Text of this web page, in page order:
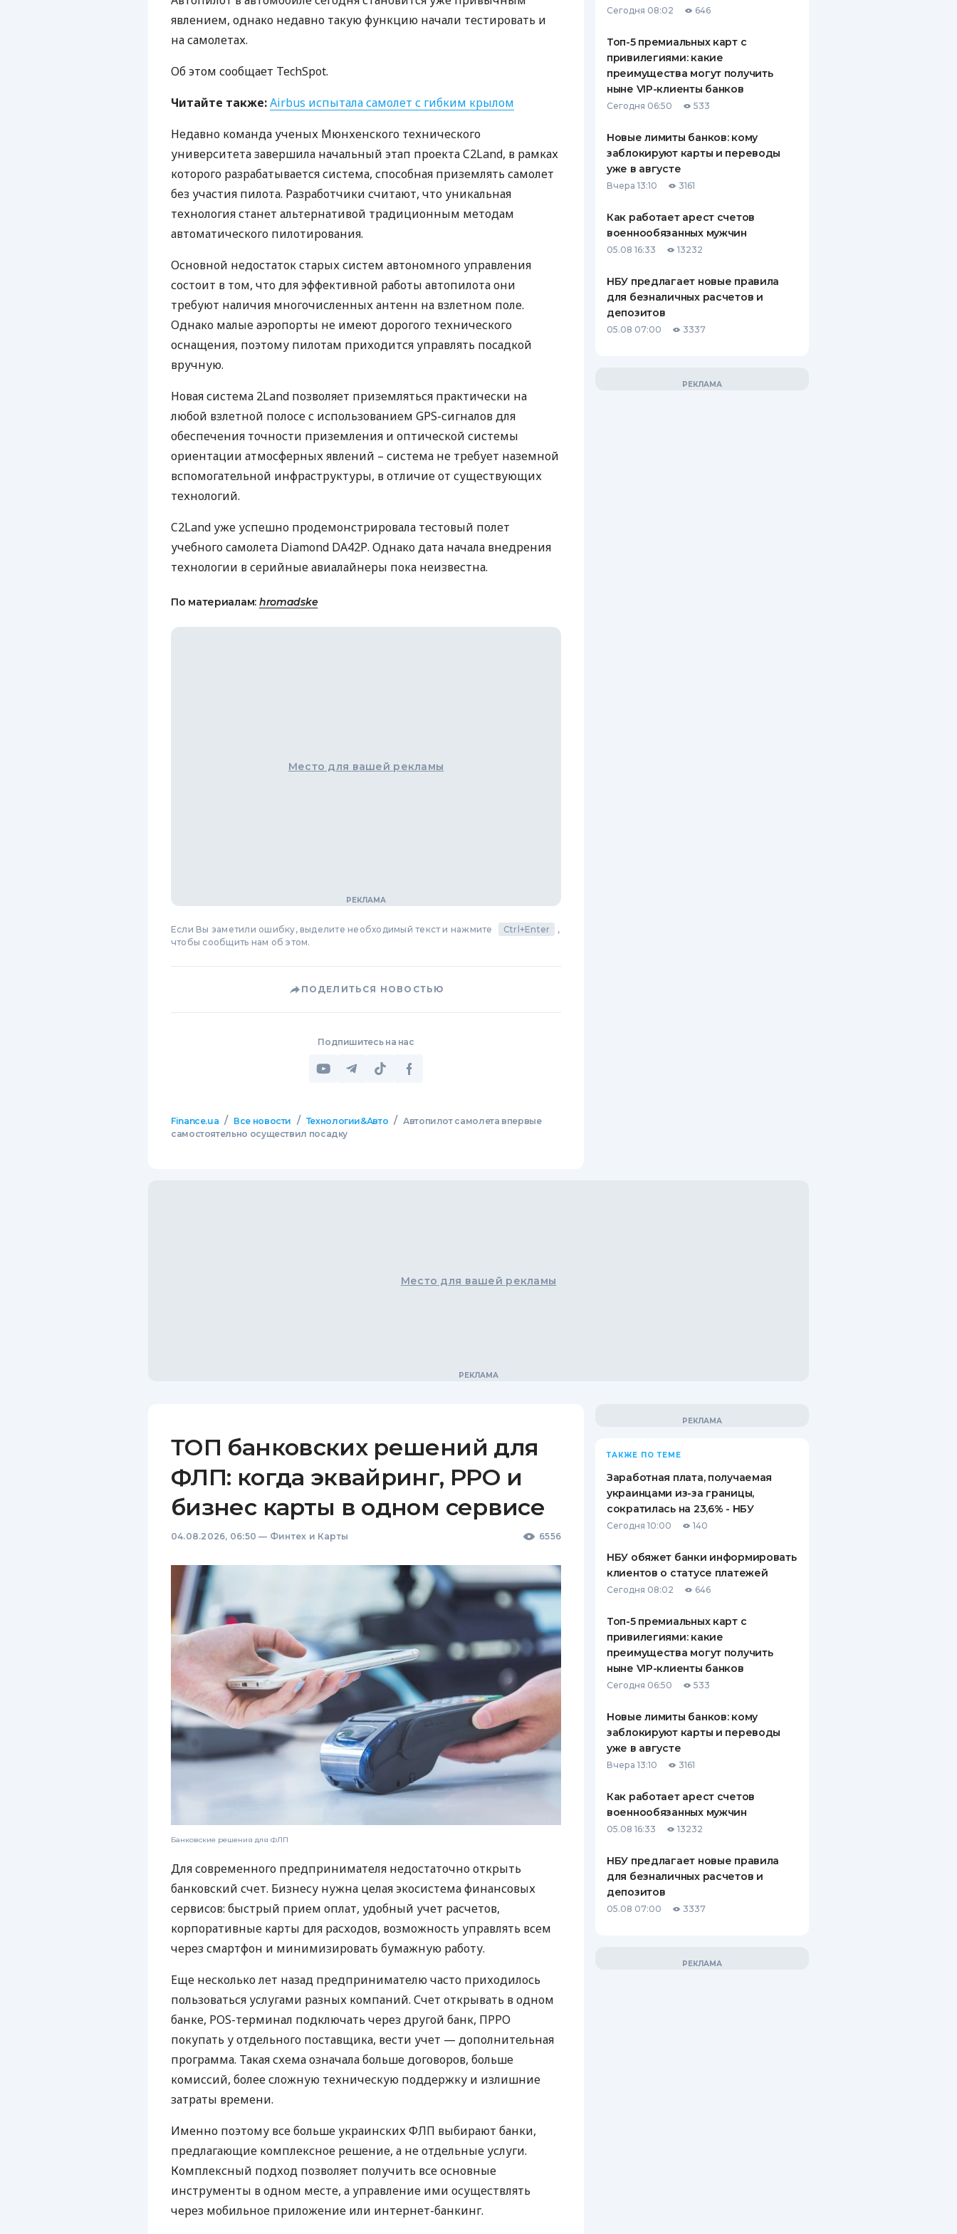
ЕЖЕМЕСЯЧНЫЙ ОБЗОР
ВСЕ СТРАХОВЫЕ ПОЛИСЫ
СТРАХОВЫЕ КОМПАНИИ
КОМПАНИЯХ
КОНТАКТЫ
явлением, однако недавно такую ​​функцию начали тестировать и
на самолетах.
Об этом сообщает TechSpot.
Читайте также:Airbus испытала самолет с гибким крылом
Недавно команда ученых Мюнхенского технического
университета завершила начальный этап проекта C2Land, в рамках
которого разрабатывается система, способная приземлять самолет
без участия пилота. Разработчики считают, что уникальная
технология станет альтернативой традиционным методам
автоматического пилотирования.
Основной недостаток старых систем автономного управления
состоит в том, что для эффективной работы автопилота они
требуют наличия многочисленных антенн на взлетном поле.
Однако малые аэропорты не имеют дорогого технического
оснащения, поэтому пилотам приходится управлять посадкой
вручную.
Новая система 2Land позволяет приземляться практически на
любой взлетной полосе с использованием GPS-сигналов для
обеспечения точности приземления и оптической системы
ориентации атмосферных явлений – система не требует наземной
вспомогательной инфраструктуры, в отличие от существующих
технологий.
C2Land уже успешно продемонстрировала тестовый полет
учебного самолета Diamond DA42Р. Однако дата начала внедрения
технологии в серийные авиалайнеры пока неизвестна.
По материалам: hromadske
Место для вашей рекламы
Если Вы заметили ошибку, выделите необходимый текст и нажмите Ctrl+Enter
,
чтобы сообщить нам об этом.
ПОДЕЛИТЬСЯ НОВОСТЬЮ
Подпишитесь на нас
Finance.ua / Все новости / Технологии&Авто / Автопилот самолета впервые
самостоятельно осуществил посадку
Сегодня 08:02 646
Топ-5 премиальных карт с
привилегиями: какие
преимущества могут получить
ныне VIP-клиенты банков
Сегодня 06:50 533
Новые лимиты банков: кому
заблокируют карты и переводы
уже в августе
Вчера 13:10 3161
Как работает арест счетов
военнообязанных мужчин
05.08 16:33 13232
НБУ предлагает новые правила
для безналичных расчетов и
депозитов
05.08 07:00 3337
Место для вашей рекламы
ТОП банковских решений для
ФЛП: когда эквайринг, РРО и
бизнес карты в одном сервисе
04.08.2026, 06:50 — Финтех и Карты 6556
Банковские решения для ФЛП
Для современного предпринимателя недостаточно открыть
банковский счет. Бизнесу нужна целая экосистема финансовых
сервисов: быстрый прием оплат, удобный учет расчетов,
корпоративные карты для расходов, возможность управлять всем
через смартфон и минимизировать бумажную работу.
Еще несколько лет назад предпринимателю часто приходилось
пользоваться услугами разных компаний. Счет открывать в одном
банке, POS-терминал подключать через другой банк, ПРРО
покупать у отдельного поставщика, вести учет — дополнительная
программа. Такая схема означала больше договоров, больше
комиссий, более сложную техническую поддержку и излишние
затраты времени.
Именно поэтому все больше украинских ФЛП выбирают банки,
предлагающие комплексное решение, а не отдельные услуги.
Комплексный подход позволяет получить все основные
инструменты в одном месте, а управление ими осуществлять
через мобильное приложение или интернет-банкинг.
ТАКЖЕ ПО ТЕМЕ
Заработная плата, получаемая
украинцами из-за границы,
сократилась на 23,6% - НБУ
Сегодня 10:00 140
НБУ обяжет банки информировать
клиентов о статусе платежей
Сегодня 08:02 646
Топ-5 премиальных карт с
привилегиями: какие
преимущества могут получить
ныне VIP-клиенты банков
Сегодня 06:50 533
Новые лимиты банков: кому
заблокируют карты и переводы
уже в августе
Вчера 13:10 3161
Как работает арест счетов
военнообязанных мужчин
05.08 16:33 13232
НБУ предлагает новые правила
для безналичных расчетов и
депозитов
05.08 07:00 3337